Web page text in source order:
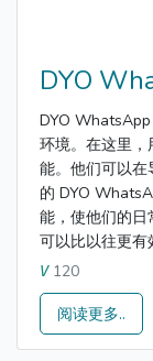
DYO
DYO
环境。在这里，
能。他们可以
的 DYO
能，使他们的
可以比以往更有
V120
阅读更多..